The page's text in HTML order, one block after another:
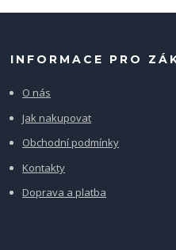
INFORMACE PRO
O nás
Jak nakupovat
Obchodní podmínky
Kontakty
Doprava a platba